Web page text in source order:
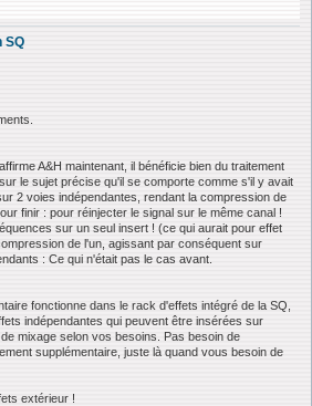
SQ
A&H maintenant, il bénéficie bien du traitement
le sujet précise qu'il se comporte comme s'il y avait
2 voies indépendantes, rendant la compression de
finir : pour réinjecter le signal sur le même canal !
sur un seul insert ! (ce qui aurait pour effet
de l'un, agissant par conséquent sur
: Ce qui n'était pas le cas avant.
fonctionne dans le rack d'effets intégré de la SQ,
indépendantes qui peuvent être insérées sur
mixage selon vos besoins. Pas besoin de
supplémentaire, juste là quand vous besoin de
extérieur !